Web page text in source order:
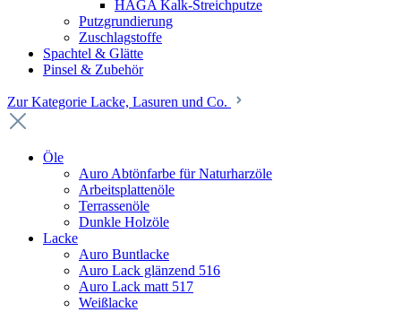
HAGA Kalk-Streichputze
Putzgrundierung
Zuschlagstoffe
Spachtel & Glätte
Pinsel & Zubehör
Zur Kategorie Lacke, Lasuren und Co.
Öle
Auro Abtönfarbe für Naturharzöle
Arbeitsplattenöle
Terrassenöle
Dunkle Holzöle
Lacke
Auro Buntlacke
Auro Lack glänzend 516
Auro Lack matt 517
Weißlacke